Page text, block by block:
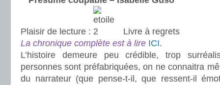
Plaisir de lecture :
Livre à regrets
La chronique complète est à lire ICI.
L’histoire demeure peu crédible, trop
personnes sont préfabriquées, on ne connaitra
du narrateur (que pense-t-il, que ressent-il